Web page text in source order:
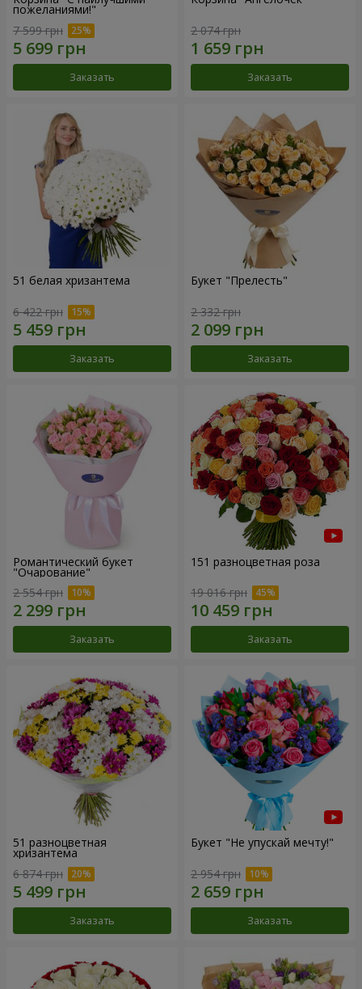
пожеланиями!"
7 599 грн
Заказать
2 074 грн
Заказать
51 белая хризантема
6 422 грн
Заказать
Букет "Прелесть"
2 332 грн
Заказать
Романтический букет
"Очарование"
2 554 грн
Заказать
151 разноцветная роза
19 016 грн
Заказать
51 разноцветная
хризантема
6 874 грн
Заказать
Букет "Не упускай мечту!"
2 954 грн
Заказать